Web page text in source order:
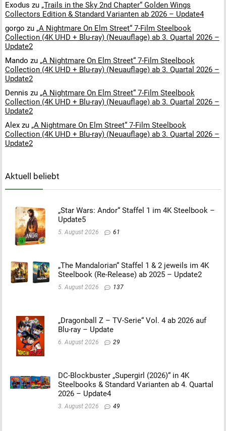
Exodus zu „Trails in the Sky 2nd Chapter“ Golden Wings
Collectors Edition & Standard Varianten ab 2026 – Update4
gorgo zu „A Nightmare On Elm Street“ 7-Film Steelbook
Collection (4K UHD + Blu-ray) (Neuauflage) ab 3. Quartal 2026 –
Update2
Mando zu „A Nightmare On Elm Street“ 7-Film Steelbook
Collection (4K UHD + Blu-ray) (Neuauflage) ab 3. Quartal 2026 –
Update2
Dennis zu „A Nightmare On Elm Street“ 7-Film Steelbook
Collection (4K UHD + Blu-ray) (Neuauflage) ab 3. Quartal 2026 –
Update2
Alex zu „A Nightmare On Elm Street“ 7-Film Steelbook
Collection (4K UHD + Blu-ray) (Neuauflage) ab 3. Quartal 2026 –
Update2
Aktuell beliebt
„Star Wars: Andor“ Staffel 1 im 4K Steelbook –
Update5
5. August 2026 61
„The Mandalorian“ Staffel 1 & 2 jeweils im 4K
Steelbook (Re-Release) ab 2025 – Update2
5. August 2026 137
„Dragonball Z – TV-Serie“ Vol. 4 ab 2026 auf
Blu-ray – Update
6. August 2026 29
DC-Blockbuster „Supergirl (2026)“ in 4K
Steelbooks & Standard Varianten ab 4. Quartal
2026 – Update4
3. August 2026 49